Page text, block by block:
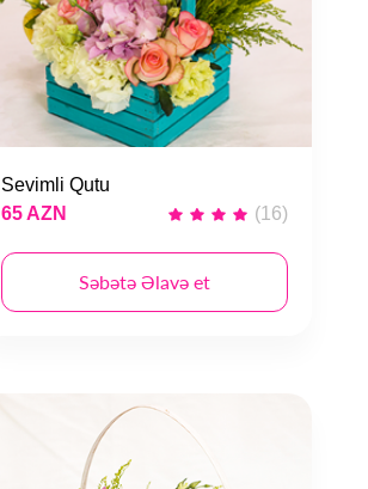
Sevimli Qutu
65 AZN
(16)
Səbətə Əlavə et